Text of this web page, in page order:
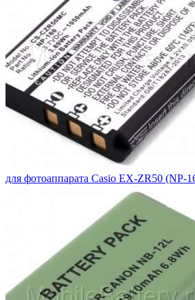
для фотоаппарата Casio EX-ZR50 (NP-